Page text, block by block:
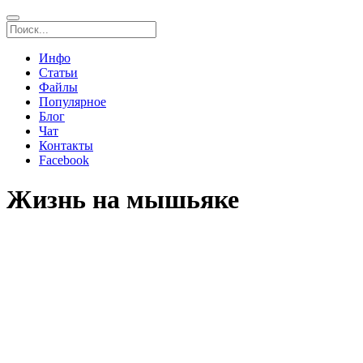
Инфо
Статьи
Файлы
Популярное
Блог
Чат
Контакты
Facebook
Жизнь на мышьяке